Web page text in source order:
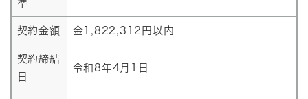
準
契約金額 金1,822,312円以内
契約締結
日
令和8年4月1日